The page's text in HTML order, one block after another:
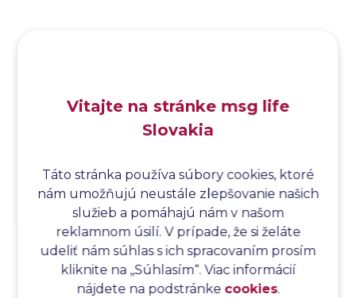
Analýza príčin a následkov
Analýza spôsobu a následkov zlyhania softvéru
Analýza stromu chýb
Analýza stromu chýb softvéru
Analýza testovacieho bodu
Analýza toku riadenia
Analýza toku údajov
Vitajte na stránke msg life
Slovakia
Táto stránka používa súbory cookies, ktoré
nám umožňujú neustále zlepšovanie našich
služieb a pomáhajú nám v našom
reklamnom úsilí. V prípade, že si želáte
udeliť nám súhlas s ich spracovaním prosím
kliknite na ,,Súhlasím“. Viac informácií
nájdete na podstránke cookies.